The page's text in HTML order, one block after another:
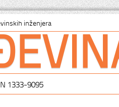
inženjera
1333-9095